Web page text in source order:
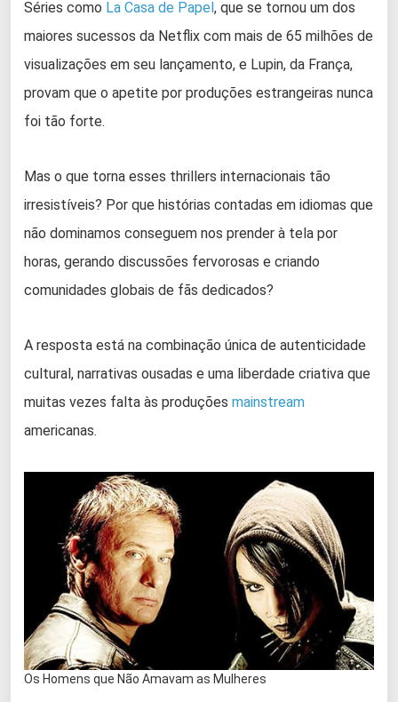
Séries como La Casa de Papel, que se tornou um dos
maiores sucessos da Netflix com mais de 65 milhões de
visualizações em seu lançamento, e Lupin, da França,
provam que o apetite por produções estrangeiras nunca
foi tão forte.
Mas o que torna esses thrillers internacionais tão
irresistíveis? Por que histórias contadas em idiomas que
não dominamos conseguem nos prender à tela por
horas, gerando discussões fervorosas e criando
comunidades globais de fãs dedicados?
A resposta está na combinação única de autenticidade
cultural, narrativas ousadas e uma liberdade criativa que
muitas vezes falta às produções mainstream
americanas.
Os Homens que Não Amavam as Mulheres